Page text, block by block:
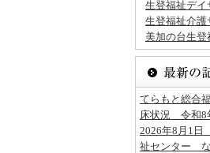
生登福祉デイ
生登福祉介護
美加の台生登
てらもと総合
床状況 令和8
2026年8月1
祉センター